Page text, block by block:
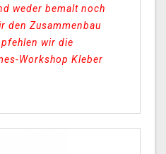
weder bemalt noch
den Zusammenbau
wir die
Workshop Kleber